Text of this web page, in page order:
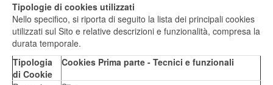
Tipologie di cookies utilizzati
Nello specifico, si riporta di seguito la lista dei principali cookies
utilizzati sul Sito e relative descrizioni e funzionalità, compresa la
durata temporale.
Tipologia
di Cookie
Cookies Prima parte - Tecnici e funzionali